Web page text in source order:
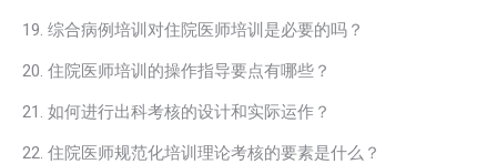
19. 综合病例培训对住院医师培训是必要的吗？
20. 住院医师培训的操作指导要点有哪些？
21. 如何进行出科考核的设计和实际运作？
22. 住院医师规范化培训理论考核的要素是什么？